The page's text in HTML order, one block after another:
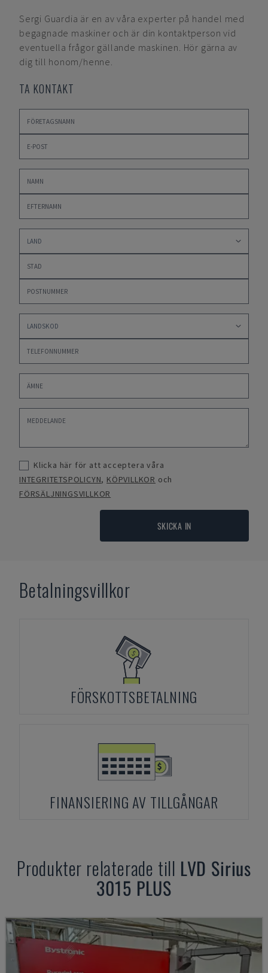
Sergi Guardia är en av våra experter på handel med
begagnade maskiner och är din kontaktperson vid
eventuella frågor gällande maskinen. Hör gärna av
dig till honom/henne.
TA KONTAKT
Klicka här för att acceptera våra
INTEGRITETSPOLICYN, KÖPVILLKOR och
FÖRSÄLJNINGSVILLKOR
SKICKA IN
Betalningsvillkor
FÖRSKOTTSBETALNING
FINANSIERING AV TILLGÅNGAR
Produkter relaterade till LVD Sirius
3015 PLUS